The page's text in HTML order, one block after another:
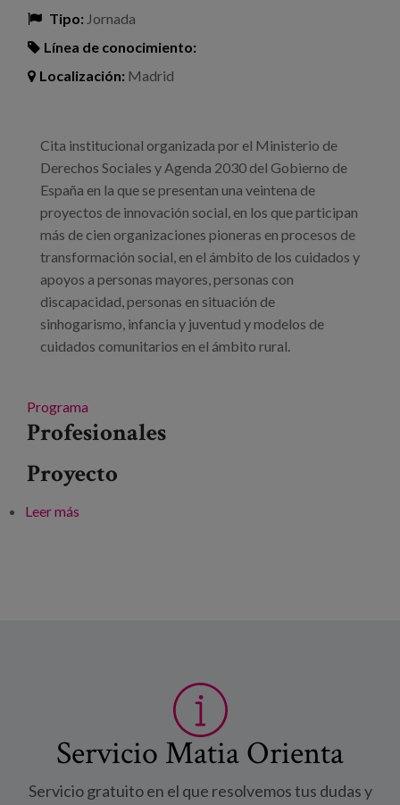
Tipo: Jornada
Línea de conocimiento:
Localización: Madrid
Cita institucional organizada por el Ministerio de
Derechos Sociales y Agenda 2030 del Gobierno de
España en la que se presentan una veintena de
proyectos de innovación social, en los que participan
más de cien organizaciones pioneras en procesos de
transformación social, en el ámbito de los cuidados y
apoyos a personas mayores, personas con
discapacidad, personas en situación de
sinhogarismo, infancia y juventud y modelos de
cuidados comunitarios en el ámbito rural.
Programa
Profesionales
Proyecto
Leer más
Servicio Matia Orienta
Servicio gratuito en el que resolvemos tus dudas y